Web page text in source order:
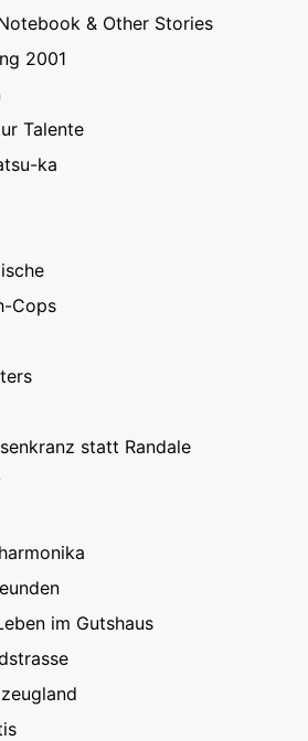
& Other Stories
2001
Talente
ka
Cops
statt Randale
im Gutshaus